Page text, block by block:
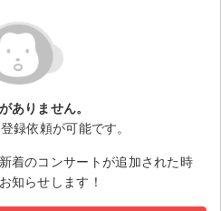
ありません。
録依頼が可能です。
着のコンサートが追加された時
知らせします！